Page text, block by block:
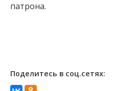
патрона.
Поделитесь в соц.сетях: